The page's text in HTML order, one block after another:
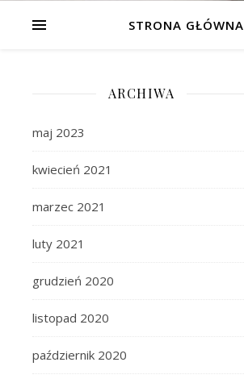
STRONA GŁÓWNA
ARCHIWA
maj 2023
kwiecień 2021
marzec 2021
luty 2021
grudzień 2020
listopad 2020
październik 2020